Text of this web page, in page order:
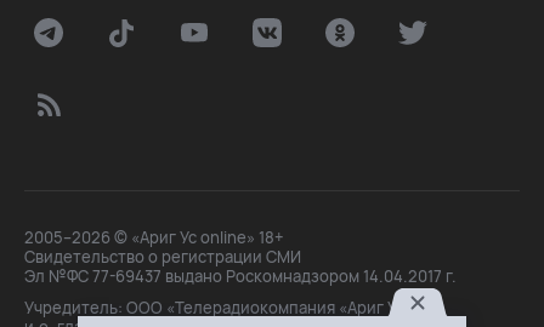
2005–2026 © «Ариг Ус online» 18+
Свидетельство о регистрации СМИ
Эл №ФС 77-69437 выдано Роскомнадзором 14.04.2017 г.
Учредитель: ООО «Телерадиокомпания «Ариг Ус»,